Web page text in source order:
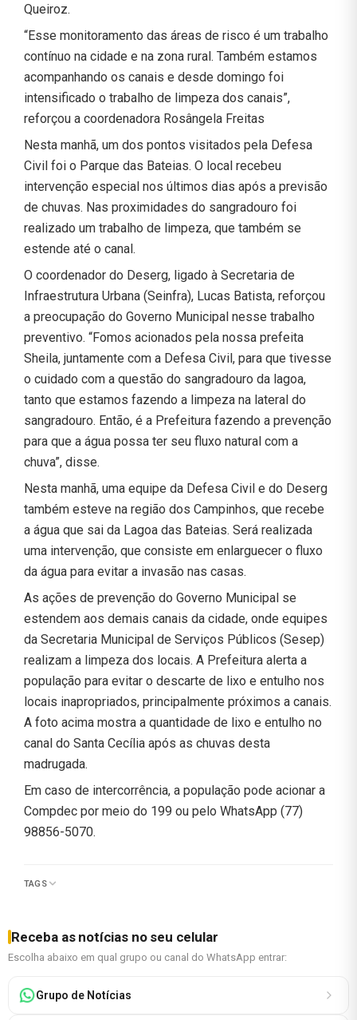
Queiroz.
“Esse monitoramento das áreas de risco é um trabalho
contínuo na cidade e na zona rural. Também estamos
acompanhando os canais e desde domingo foi
intensificado o trabalho de limpeza dos canais”,
reforçou a coordenadora Rosângela Freitas
Nesta manhã, um dos pontos visitados pela Defesa
Civil foi o Parque das Bateias. O local recebeu
intervenção especial nos últimos dias após a previsão
de chuvas. Nas proximidades do sangradouro foi
realizado um trabalho de limpeza, que também se
estende até o canal.
O coordenador do Deserg, ligado à Secretaria de
Infraestrutura Urbana (Seinfra), Lucas Batista, reforçou
a preocupação do Governo Municipal nesse trabalho
preventivo. “Fomos acionados pela nossa prefeita
Sheila, juntamente com a Defesa Civil, para que tivesse
o cuidado com a questão do sangradouro da lagoa,
tanto que estamos fazendo a limpeza na lateral do
sangradouro. Então, é a Prefeitura fazendo a prevenção
para que a água possa ter seu fluxo natural com a
chuva”, disse.
Nesta manhã, uma equipe da Defesa Civil e do Deserg
também esteve na região dos Campinhos, que recebe
a água que sai da Lagoa das Bateias. Será realizada
uma intervenção, que consiste em enlarguecer o fluxo
da água para evitar a invasão nas casas.
As ações de prevenção do Governo Municipal se
estendem aos demais canais da cidade, onde equipes
da Secretaria Municipal de Serviços Públicos (Sesep)
realizam a limpeza dos locais. A Prefeitura alerta a
população para evitar o descarte de lixo e entulho nos
locais inapropriados, principalmente próximos a canais.
A foto acima mostra a quantidade de lixo e entulho no
canal do Santa Cecília após as chuvas desta
madrugada.
Em caso de intercorrência, a população pode acionar a
Compdec por meio do 199 ou pelo WhatsApp (77)
98856-5070.
TAGS
Receba as notícias no seu celular
Escolha abaixo em qual grupo ou canal do WhatsApp entrar:
Grupo de Notícias